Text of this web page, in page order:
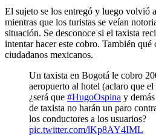
El sujeto se los entregó y luego volvió
mientras que los turistas se veían
situación. Se desconoce si el taxista
intentar hacer este cobro. También qué
ciudadanos mexicanos.
Un taxista en Bogotá le cobro
aeropuerto al hotel (aclaro que
¿será que #HugoOspina y
de taxista no harán un paro
los conductores a los usuarios?
pic.twitter.com/lKp8AY4IML